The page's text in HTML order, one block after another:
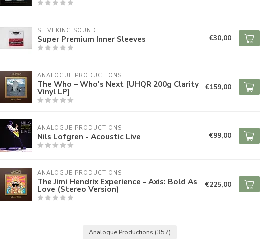
SIEVEKING SOUND
Super Premium Inner Sleeves €30,00
ANALOGUE PRODUCTIONS
The Who – Who's Next [UHQR 200g Clarity
Vinyl LP] €159,00
ANALOGUE PRODUCTIONS
Nils Lofgren - Acoustic Live €99,00
ANALOGUE PRODUCTIONS
The Jimi Hendrix Experience - Axis: Bold As
Love (Stereo Version) €225,00
Analogue Productions (357)